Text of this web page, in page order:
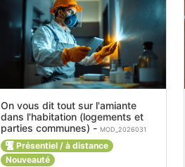
On vous dit tout sur l'amiante
dans l'habitation (logements et
parties communes) -MOD_2026031
Présentiel / à distance
Nouveauté